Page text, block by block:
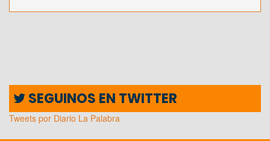
SEGUINOS EN TWITTER
Tweets por Diario La Palabra